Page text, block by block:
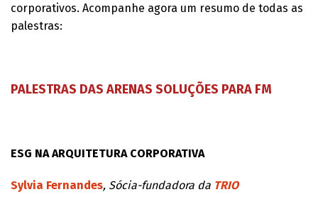
corporativos. Acompanhe agora um resumo de todas as
palestras:
PALESTRAS DAS ARENAS SOLUÇÕES PARA FM
ESG NA ARQUITETURA CORPORATIVA
Sylvia Fernandes, Sócia-fundadora da TRIO